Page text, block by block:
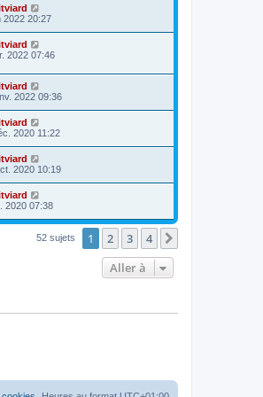
2022 20:27
2022 07:46
2022 09:36
2020 11:22
2020 10:19
2020 07:38
52 sujets 1 2 3 4
Aller à